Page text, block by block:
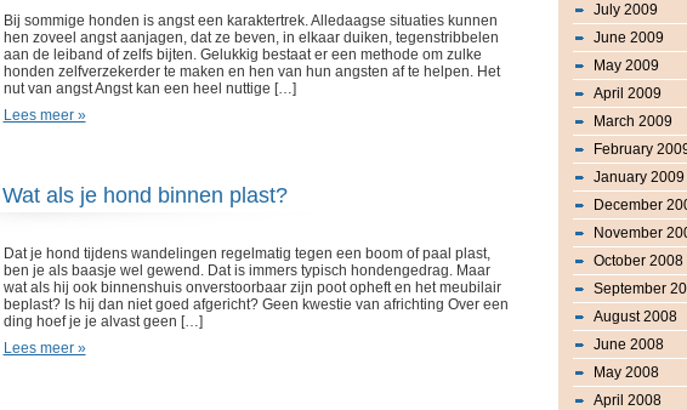
Bij sommige honden is angst een karaktertrek. Alledaagse situaties kunnen
hen zoveel angst aanjagen, dat ze beven, in elkaar duiken, tegenstribbelen
aan de leiband of zelfs bijten. Gelukkig bestaat er een methode om zulke
honden zelfverzekerder te maken en hen van hun angsten af te helpen. Het
nut van angst Angst kan een heel nuttige […]
Lees meer »
Wat als je hond binnen plast?
Dat je hond tijdens wandelingen regelmatig tegen een boom of paal plast,
ben je als baasje wel gewend. Dat is immers typisch hondengedrag. Maar
wat als hij ook binnenshuis onverstoorbaar zijn poot opheft en het meubilair
beplast? Is hij dan niet goed afgericht? Geen kwestie van africhting Over een
ding hoef je je alvast geen […]
Lees meer »
July 2009
June 2009
May 2009
April 2009
March 2009
February
January 2009
December
November
October 2008
September
August 2008
June 2008
May 2008
April 2008